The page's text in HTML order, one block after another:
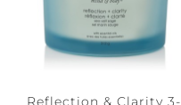
Reflection & Clarity 3-